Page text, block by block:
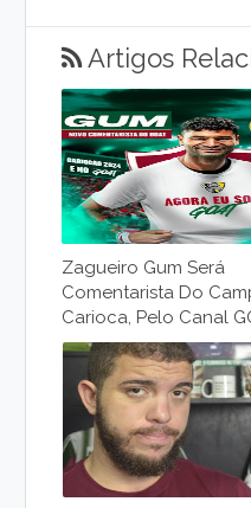
Artigos
Zagueiro Gum Será
Comentarista Do
Carioca, Pelo Canal